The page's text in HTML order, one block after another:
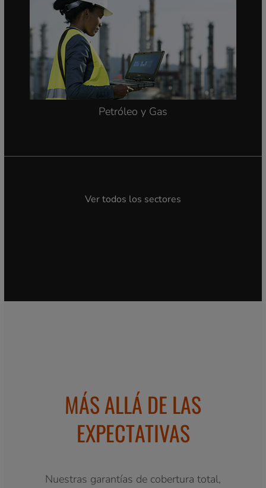
Petróleo y Gas
Ver todos los sectores
MÁS ALLÁ DE LAS
EXPECTATIVAS
Nuestras garantías de cobertura total,